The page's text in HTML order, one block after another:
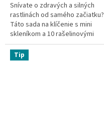
Snívate o zdravých a silných
rastlinách od samého začiatku?
Táto sada na klíčenie s mini
skleníkom a 10 rašelinovými
diskami poskytne vašim
semienkam ideálne podmienky
na...
Tip